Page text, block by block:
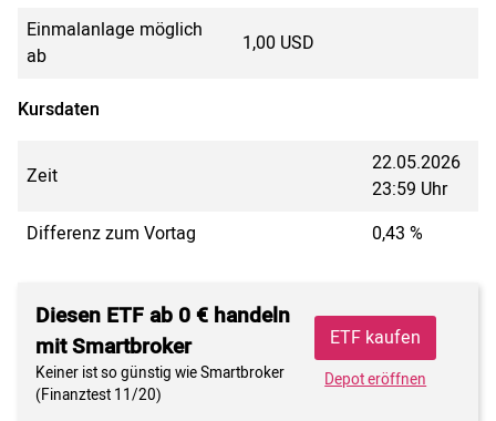
Einmalanlage möglich
ab
1,00 USD
Kursdaten
Zeit
22.05.2026
23:59 Uhr
Differenz zum Vortag
0,43 %
Diesen ETF ab 0 € handeln
mit Smartbroker
Keiner ist so günstig wie Smartbroker
(Finanztest 11/20)
ETF kaufen
Depot eröffnen